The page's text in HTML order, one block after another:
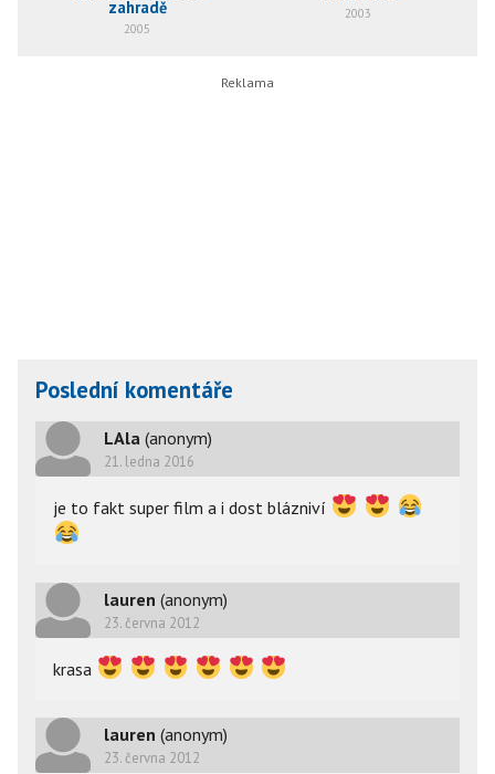
zahradě
2005
2003
Poslední komentáře
LAla (anonym)
21. ledna 2016
je to fakt super film a i dost blázniví
lauren (anonym)
23. června 2012
krasa
lauren (anonym)
23. června 2012